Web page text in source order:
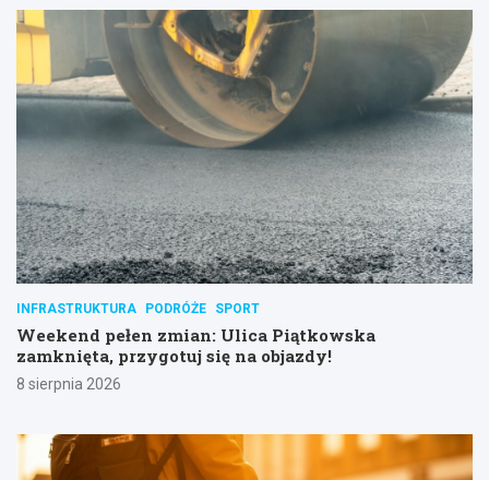
INFRASTRUKTURA PODRÓŻE SPORT
Weekend pełen zmian: Ulica Piątkowska
zamknięta, przygotuj się na objazdy!
8 sierpnia 2026